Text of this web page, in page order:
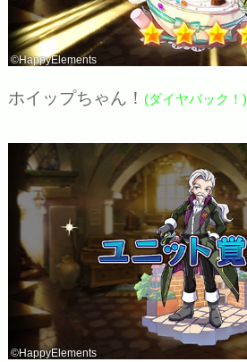
©HappyElements
ホイップちゃん！ (ダイヤバック！)
©HappyElements